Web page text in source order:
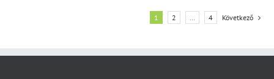
1 2 … 4 Következő